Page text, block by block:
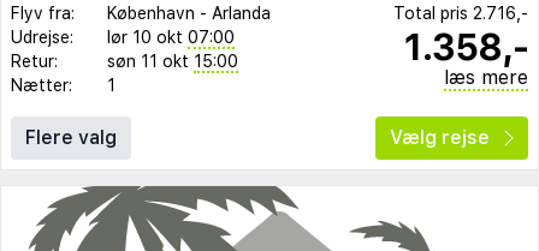
Flyv fra: København - Arlanda
Udrejse:
lør 10 okt 07:00
Retur:
søn 11 okt 15:00
Nætter:
1
Total pris 2.716,-
1.358,-
læs mere
Flere valg Vælg rejse